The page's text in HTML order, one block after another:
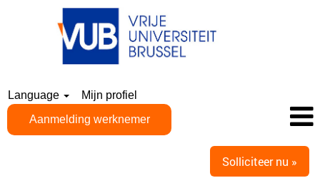
Language
Mijn profiel
Aanmelding werknemer
Solliciteer nu »